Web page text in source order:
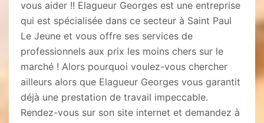
vous aider !! Elagueur Georges est une entreprise
qui est spécialisée dans ce secteur à Saint Paul
Le Jeune et vous offre ses services de
professionnels aux prix les moins chers sur le
marché ! Alors pourquoi voulez-vous chercher
ailleurs alors que Elagueur Georges vous garantit
déjà une prestation de travail impeccable.
Rendez-vous sur son site internet et demandez à